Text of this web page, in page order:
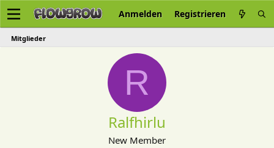
Anmelden Registrieren
Mitglieder
R
Ralfhirlu
New Member